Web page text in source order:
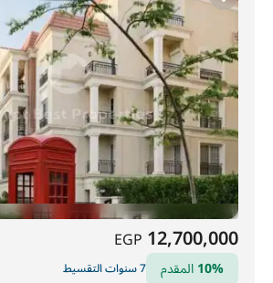
12,700,000
EGP
10%المقدم 7 سنوات التقسيط